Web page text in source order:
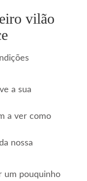
vilão
a sua
a ver como
nossa
um pouquinho